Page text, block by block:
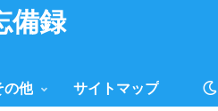
備録
の他 サイトマップ